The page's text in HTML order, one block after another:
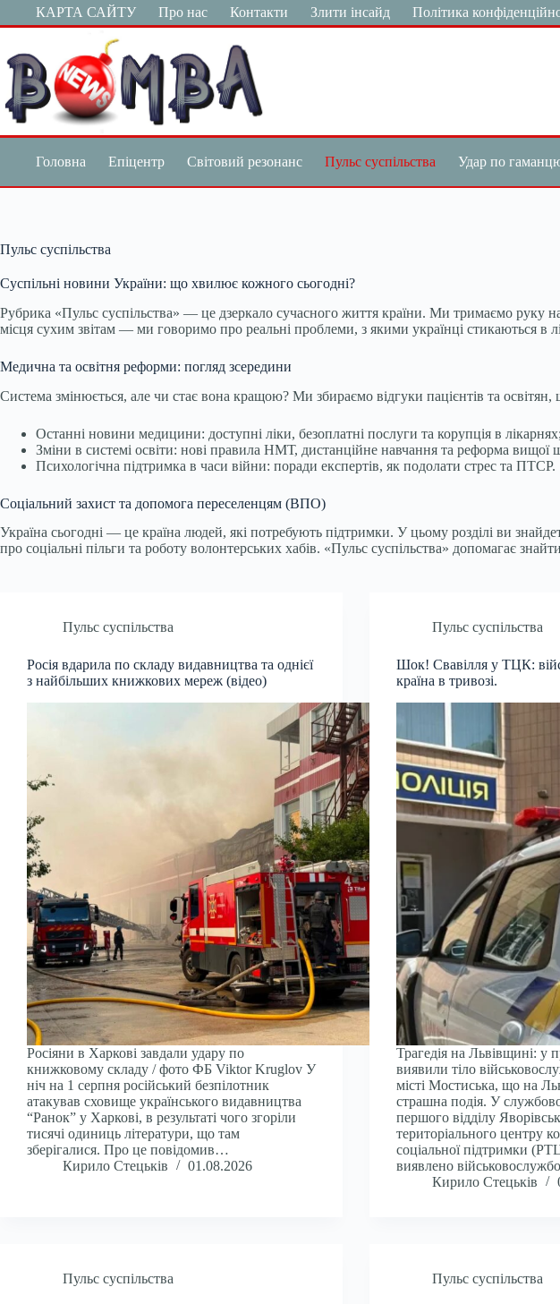
Перейти
до
КАРТА САЙТУ Про нас Контакти Злити інсайд Політика
Головна Епіцентр Світовий резонанс Пульс суспільства Удар по
Пульс суспільства
Суспільні новини України: що хвилює кожного сьогодні?
Рубрика «Пульс суспільства» — це дзеркало сучасного життя країни. Ми тримаємо руку
місця сухим звітам — ми говоримо про реальні проблеми, з якими українці стикаються в
Медична та освітня реформи: погляд зсередини
Система змінюється, але чи стає вона кращою? Ми збираємо відгуки пацієнтів та
Останні новини медицини: доступні ліки, безоплатні послуги та корупція в лікарнях;
Зміни в системі освіти: нові правила НМТ, дистанційне навчання та реформа вищої
Психологічна підтримка в часи війни: поради експертів, як подолати стрес та ПТСР.
Соціальний захист та допомога переселенцям (ВПО)
Україна сьогодні — це країна людей, які потребують підтримки. У цьому розділі ви
про соціальні пільги та роботу волонтерських хабів. «Пульс суспільства» допомагає
Пульс суспільства
Росія вдарила по складу видавництва та однієї
з найбільших книжкових мереж (відео)
Росіяни в Харкові завдали удару по
книжковому складу / фото ФБ Viktor Kruglov У
ніч на 1 серпня російський безпілотник
атакував сховище українського видавництва
“Ранок” у Харкові, в результаті чого згоріли
тисячі одиниць літератури, що там
зберігалися. Про це повідомив…
Кирило Стецьків
01.08.2026
Пульс суспільства
Шок! Свавілля у ТЦК:
країна в тривозі.
Трагедія на Львівщині:
виявили тіло
місті Мостиська, що на
страшна подія. У
першого відділу
територіального центру
соціальної підтримки
виявлено
Кирило Стецьків
Пульс суспільства Пульс суспільства